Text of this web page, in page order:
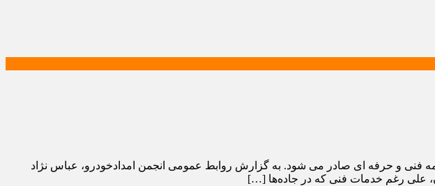
فنی و حرفه ای صادر می شود. به گزارش روابط عمومی انجمن امدادخودرو، عباس نژاد
علی رغم خدمات فنی که در جاده‌ها […]